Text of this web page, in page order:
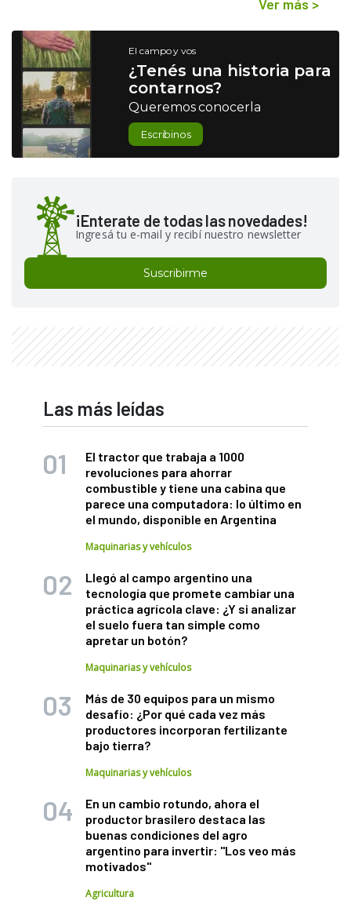
Ver más >
El campo y vos
¿Tenés una historia para
contarnos?
Queremos conocerla
Escribinos
¡Enterate de todas las novedades!
Ingresá tu e-mail y recibí nuestro newsletter
Suscribirme
Las más leídas
El tractor que trabaja a 1000
revoluciones para ahorrar
combustible y tiene una cabina que
parece una computadora: lo último en
el mundo, disponible en Argentina
Maquinarias y vehículos
Llegó al campo argentino una
tecnología que promete cambiar una
práctica agrícola clave: ¿Y si analizar
el suelo fuera tan simple como
apretar un botón?
Maquinarias y vehículos
Más de 30 equipos para un mismo
desafío: ¿Por qué cada vez más
productores incorporan fertilizante
bajo tierra?
Maquinarias y vehículos
En un cambio rotundo, ahora el
productor brasilero destaca las
buenas condiciones del agro
argentino para invertir: "Los veo más
motivados"
Agricultura